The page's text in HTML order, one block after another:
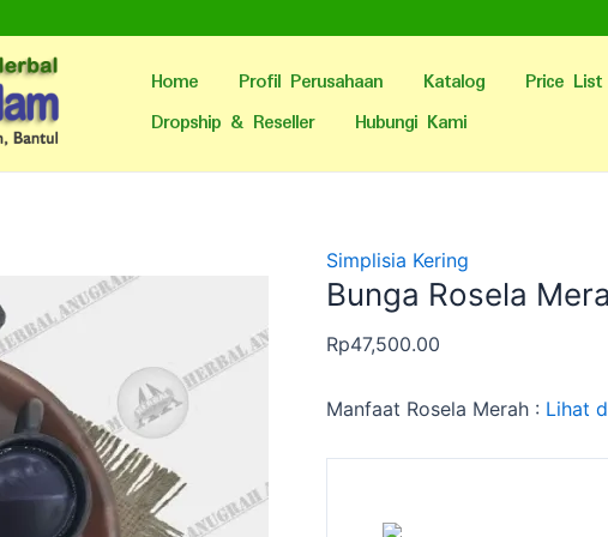
Home Profil Perusahaan Katalog Price List
Dropship & Reseller
Hubungi Kami
Simplisia Kering
Bunga Rosela
Rp47,500.00
Manfaat Rosela Merah : Lihat